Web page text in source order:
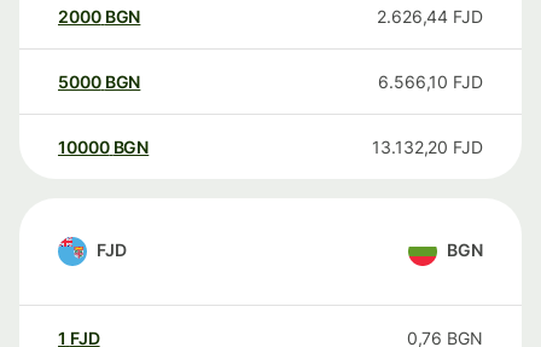
2000 BGN 2.626,44 FJD
5000 BGN 6.566,10 FJD
10000 BGN 13.132,20 FJD
FJD BGN
1 FJD 0,76 BGN